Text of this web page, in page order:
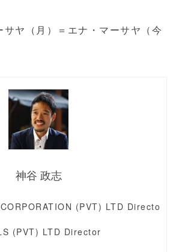
サヤ（月）＝エナ・マーサヤ（今
神谷 政志
(PVT) LTD Directo
(PVT) LTD Director